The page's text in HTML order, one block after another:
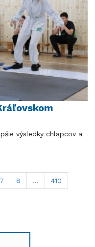
výsledky chlapcov a
7 8 ... 410